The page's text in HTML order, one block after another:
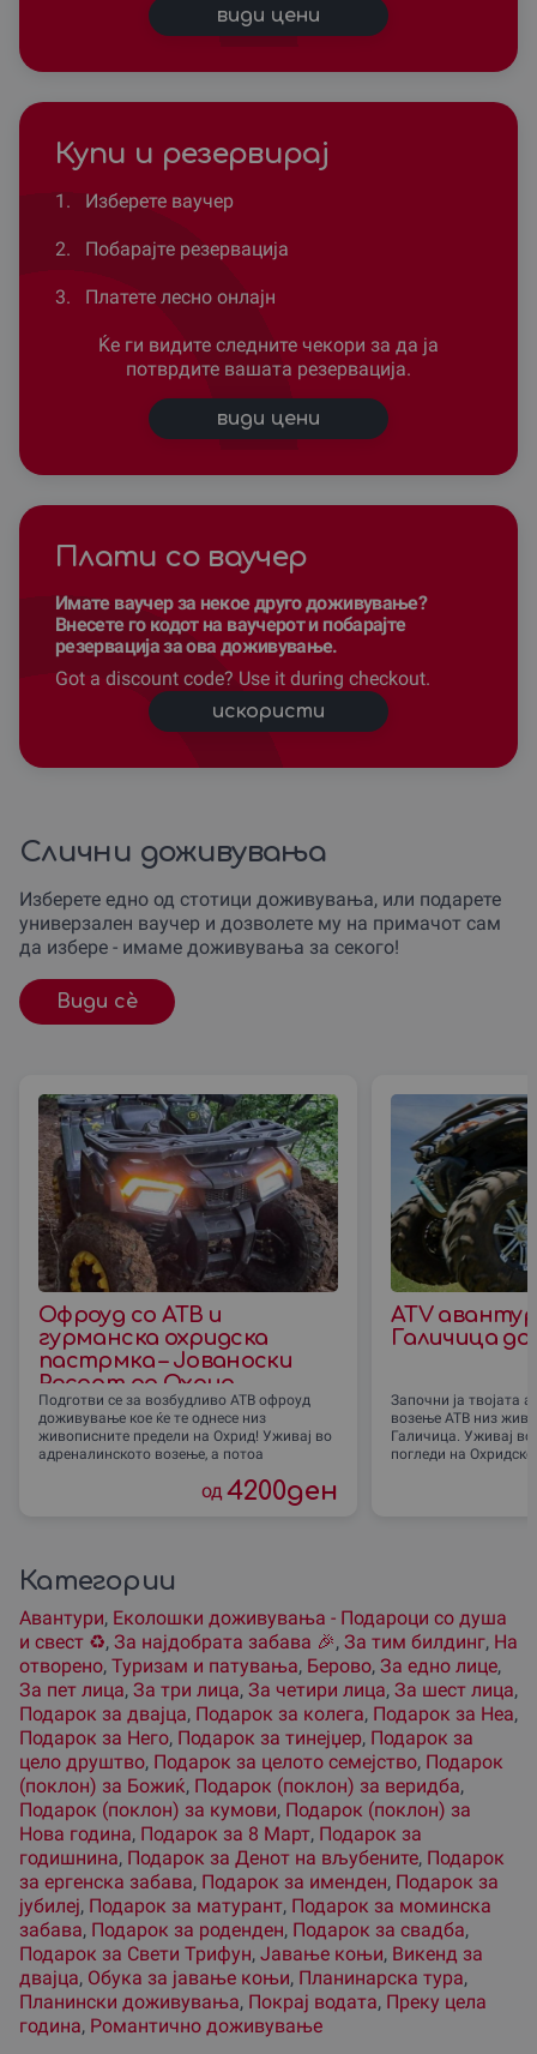
види цени
Купи и резервирај
1. Изберете ваучер
2. Побарајте резервација
3. Платете лесно онлајн
Ќе ги видите следните чекори за да ја
потврдите вашата резервација.
види цени
Плати со ваучер
Имате ваучер за некое друго доживување?
Внесете го кодот на ваучерот и побарајте
резервација за ова доживување.
Got a discount code? Use it during checkout.
искористи
Слични доживувања
Изберете едно од стотици доживувања, или подарете
универзален ваучер и дозволете му на примачот сам
да избере - имаме доживувања за секого!
Види сè
Офроуд со АТВ и
гурманска охридска
пастрмка – Јованоски
Ресорт до Охрид
Подготви се за возбудливо АТВ офроуд
доживување кое ќе те однесе низ
живописните предели на Охрид! Уживај во
адреналинското возење, а потоа
од 4200ден
ATV
Галичица
Започни ја твојата
возење АТВ низ
Галичица. Уживај во
погледи на
Категории
Авантури, Еколошки доживувања - Подароци со душа
и свест ♻️, За наjдобрата забава 🎉, За тим билдинг, На
отворено, Туризам и патувања, Берово, За едно лице,
За пет лица, За три лица, За четири лица, За шест лица,
Подарок за двајца, Подарок за колега, Подарок за Неа,
Подарок за Него, Подарок за тинејџер, Подарок за
цело друштво, Подарок за целото семејство, Подарок
(поклон) за Божиќ, Подарок (поклон) за веридба,
Подарок (поклон) за кумови, Подарок (поклон) за
Нова година, Подарок за 8 Март, Подарок за
годишнина, Подарок за Денот на вљубените, Подарок
за ергенска забава, Подарок за именден, Подарок за
јубилеј, Подарок за матурант, Подарок за моминска
забава, Подарок за роденден, Подарок за свадба,
Подарок за Свети Трифун, Jавање коњи, Викенд за
двајца, Обука за јавање коњи, Планинарска тура,
Планински доживувања, Покрај водата, Преку цела
година, Романтично доживување